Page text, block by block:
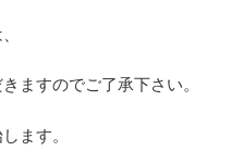
ますのでご了承下さい。
ます。